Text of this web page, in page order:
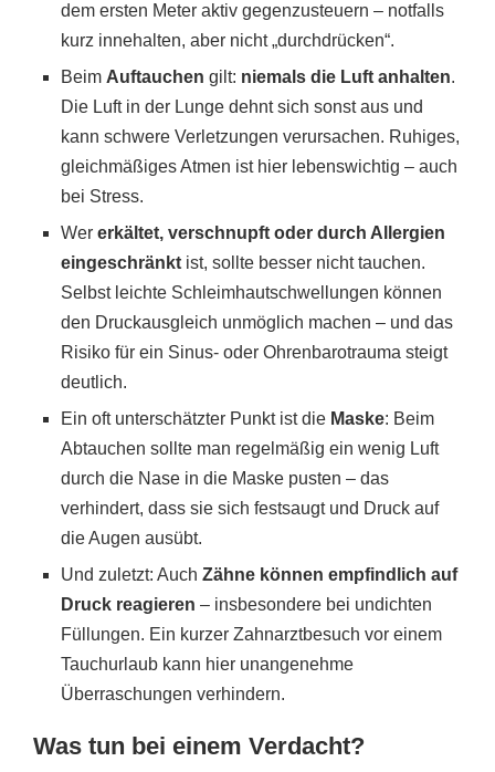
dem ersten Meter aktiv gegenzusteuern – notfalls
kurz innehalten, aber nicht „durchdrücken“.
Beim Auftauchen gilt: niemals die Luft anhalten.
Die Luft in der Lunge dehnt sich sonst aus und
kann schwere Verletzungen verursachen. Ruhiges,
gleichmäßiges Atmen ist hier lebenswichtig – auch
bei Stress.
Wer erkältet, verschnupft oder durch Allergien
eingeschränkt ist, sollte besser nicht tauchen.
Selbst leichte Schleimhautschwellungen können
den Druckausgleich unmöglich machen – und das
Risiko für ein Sinus- oder Ohrenbarotrauma steigt
deutlich.
Ein oft unterschätzter Punkt ist die Maske: Beim
Abtauchen sollte man regelmäßig ein wenig Luft
durch die Nase in die Maske pusten – das
verhindert, dass sie sich festsaugt und Druck auf
die Augen ausübt.
Und zuletzt: Auch Zähne können empfindlich auf
Druck reagieren – insbesondere bei undichten
Füllungen. Ein kurzer Zahnarztbesuch vor einem
Tauchurlaub kann hier unangenehme
Überraschungen verhindern.
Was tun bei einem Verdacht?